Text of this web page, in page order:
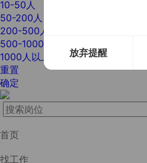
放弃提醒
10-50人
50-200人
200-500人
500-1000人
1000人以上
重置
确定
首页
找工作